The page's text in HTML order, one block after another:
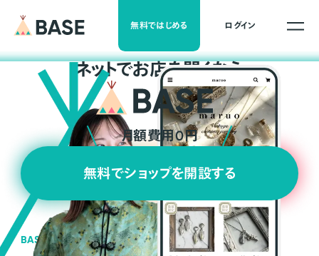
無料ではじめる ログイン
ネットでお店を開くなら
月額費用0円
無料でショップを開設する
BASEの強み